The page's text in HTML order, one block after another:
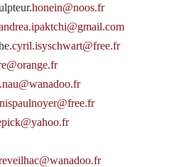
honein@noos.fr
cyril.isyschwart@free.fr